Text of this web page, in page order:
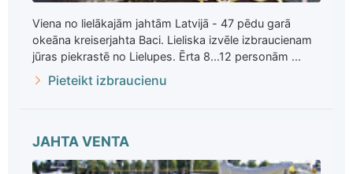
Viena no lielākajām jahtām Latvijā - 47 pēdu garā
okeāna kreiserjahta Baci. Lieliska izvēle izbraucienam
jūras piekrastē no Lielupes. Ērta 8...12 personām ...
Pieteikt izbraucienu
JAHTA VENTA